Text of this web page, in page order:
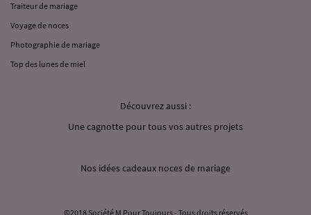
Traiteur de mariage
Voyage de noces
Photographie de mariage
Top des lunes de miel
Découvrez aussi :
Une cagnotte pour tous vos autres projets
Nos idées cadeaux noces de mariage
©2018 Société M Pour Toujours - Tous droits réservés